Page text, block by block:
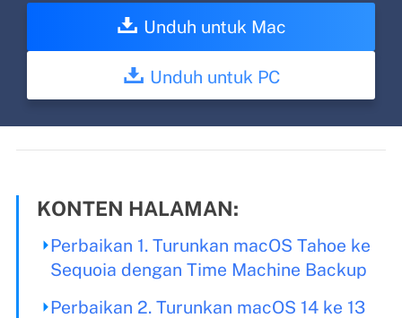
Unduh untuk Mac
Unduh untuk PC
KONTEN HALAMAN:
Perbaikan 1. Turunkan macOS Tahoe ke
Sequoia dengan Time Machine Backup
Perbaikan 2. Turunkan macOS 14 ke 13